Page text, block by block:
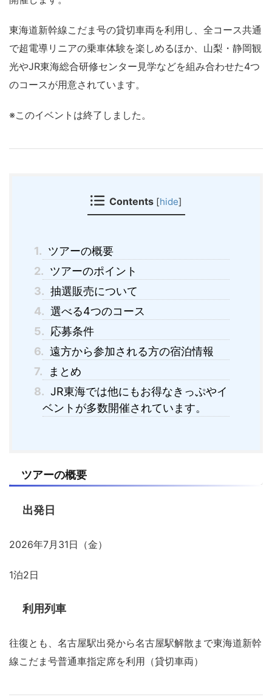
東海道新幹線こだま号の貸切車両を利用し、全コース共通
で超電導リニアの乗車体験を楽しめるほか、山梨・静岡観
光やJR東海総合研修センター見学などを組み合わせた4つ
のコースが用意されています。
※このイベントは終了しました。
Contents [hide]
1. ツアーの概要
2. ツアーのポイント
3. 抽選販売について
4. 選べる4つのコース
5. 応募条件
6. 遠方から参加される方の宿泊情報
7.
まとめ
8. JR東海では他にもお得なきっぷやイ
ベントが多数開催されています。
ツアーの概要
出発日
2026年7月31日（金）
1泊2日
利用列車
往復とも、名古屋駅出発から名古屋駅解散まで東海道新幹
線こだま号普通車指定席を利用（貸切車両）